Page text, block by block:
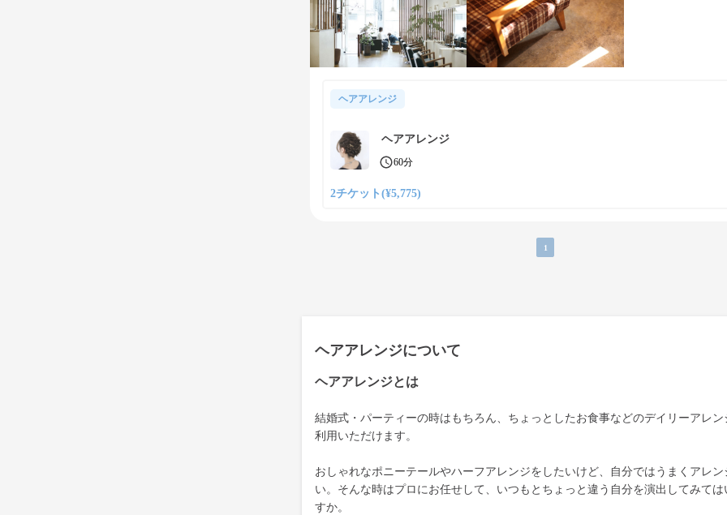
ヘアアレンジ
ヘアアレンジ
60分
2チケット(¥5,775)
1
ヘアアレンジについて
ヘアアレンジとは
結婚式・パーティーの時はもちろん、ちょっとしたお食事などのデイリーアレン
利用いただけます。
おしゃれなポニーテールやハーフアレンジをしたいけど、自分ではうまくアレン
い。そんな時はプロにお任せして、いつもとちょっと違う自分を演出してみては
すか。